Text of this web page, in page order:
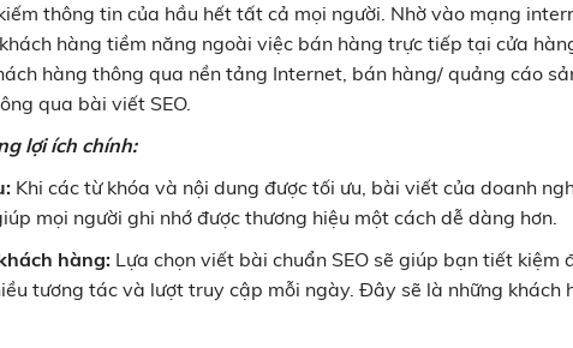
thông tin của hầu hết tất cả mọi người. Nhờ vào mạng
hàng tiềm năng ngoài việc bán hàng trực tiếp tại cửa
hàng thông qua nền tảng Internet, bán hàng/ quảng cáo
qua bài viết SEO.
lợi ích chính:
Khi các từ khóa và nội dung được tối ưu, bài viết của doanh
mọi người ghi nhớ được thương hiệu một cách dễ dàng hơn.
hàng: Lựa chọn viết bài chuẩn SEO sẽ giúp bạn tiết kiệm
tương tác và lượt truy cập mỗi ngày. Đây sẽ là những khách